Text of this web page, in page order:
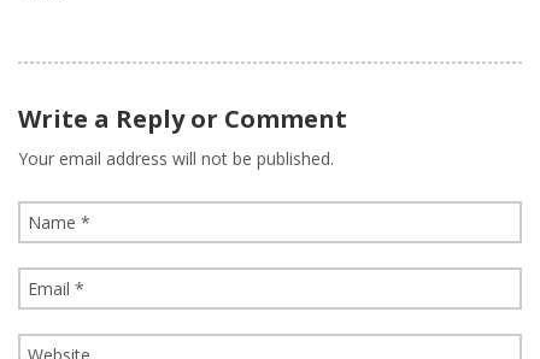
Write a Reply or Comment
Your email address will not be published.